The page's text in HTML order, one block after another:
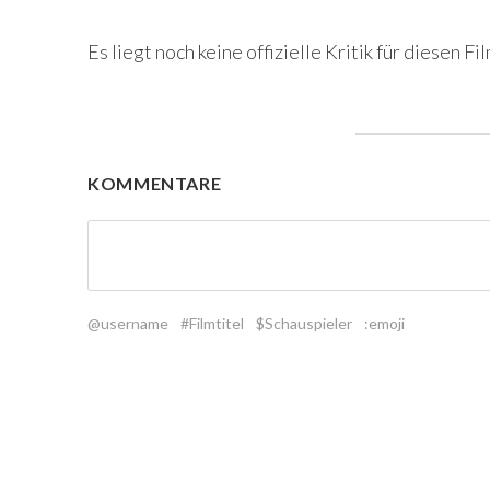
Es liegt noch keine offizielle Kritik für diesen
KOMMENTARE
@username #Filmtitel $Schauspieler :emoji